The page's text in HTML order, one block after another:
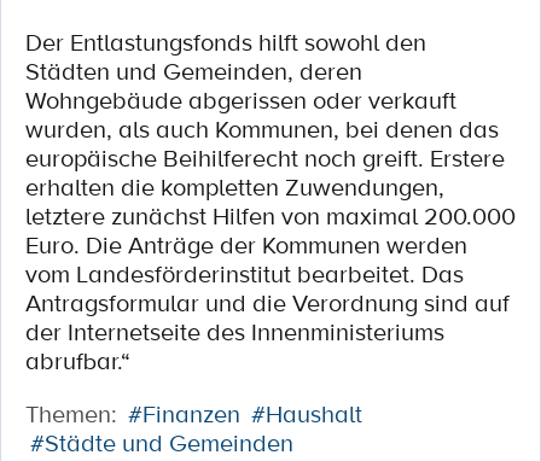
Der Entlastungsfonds hilft sowohl den
Städten und Gemeinden, deren
Wohngebäude abgerissen oder verkauft
wurden, als auch Kommunen, bei denen das
europäische Beihilferecht noch greift. Erstere
erhalten die kompletten Zuwendungen,
letztere zunächst Hilfen von maximal 200.000
Euro. Die Anträge der Kommunen werden
vom Landesförderinstitut bearbeitet. Das
Antragsformular und die Verordnung sind auf
der Internetseite des Innenministeriums
abrufbar.“
Themen: #Finanzen #Haushalt
#Städte und Gemeinden